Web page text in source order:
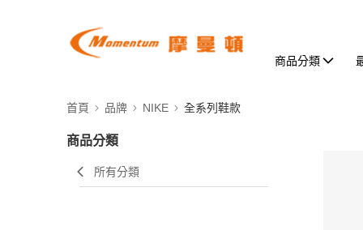
商品分類
首頁 品牌 NIKE 全系列鞋款
商品分類
所有分類